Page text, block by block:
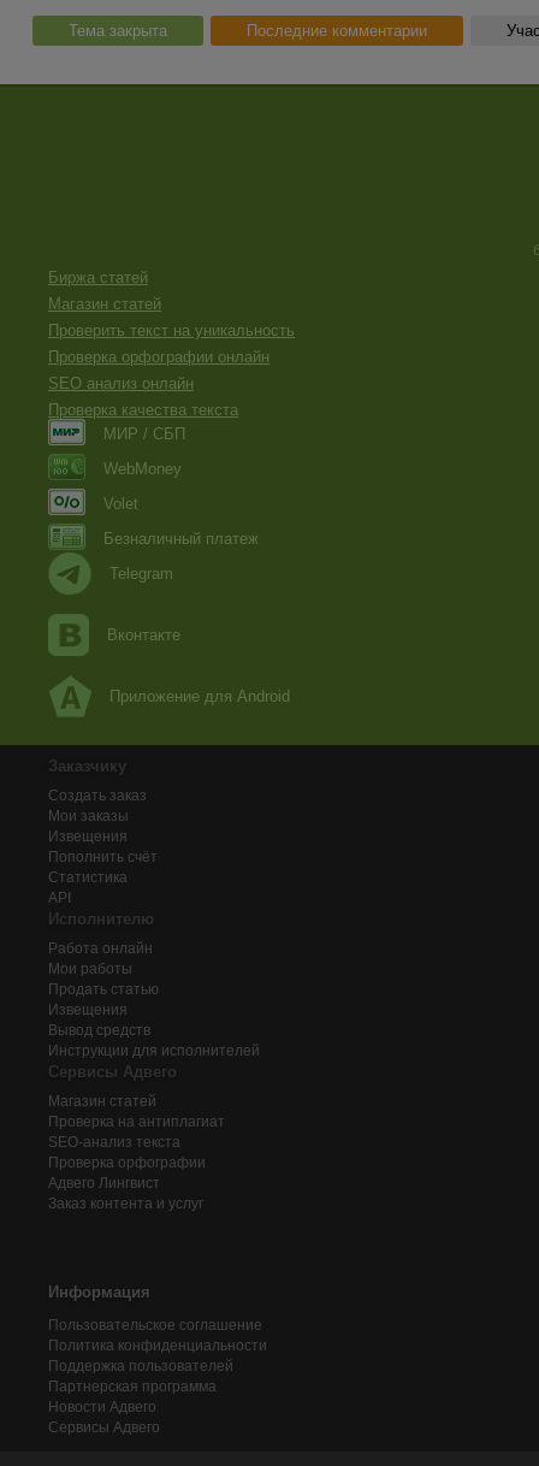
Тема закрыта Последние комментарии
Биржа статей
Магазин статей
Проверить текст на уникальность
Проверка орфографии онлайн
SEO анализ онлайн
Проверка качества текста
МИР / СБП
WebMoney
Volet
Безналичный платеж
Telegram
Вконтакте
Приложение для Android
Заказчику
Создать заказ
Мои заказы
Извещения
Пополнить счёт
Статистика
API
Исполнителю
Работа онлайн
Мои работы
Продать статью
Извещения
Вывод средств
Инструкции для исполнителей
Сервисы Адвего
Магазин статей
Проверка на антиплагиат
SEO-анализ текста
Проверка орфографии
Адвего Лингвист
Заказ контента и услуг
Информация
Пользовательское соглашение
Политика конфиденциальности
Поддержка пользователей
Партнерская программа
Новости Адвего
Сервисы Адвего